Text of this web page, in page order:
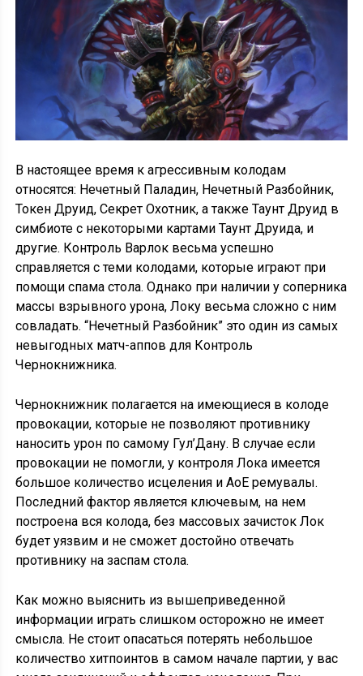
В настоящее время к агрессивным колодам
относятся: Нечетный Паладин, Нечетный Разбойник,
Токен Друид, Секрет Охотник, а также Таунт Друид в
симбиоте с некоторыми картами Таунт Друида, и
другие. Контроль Варлок весьма успешно
справляется с теми колодами, которые играют при
помощи спама стола. Однако при наличии у соперника
массы взрывного урона, Локу весьма сложно с ним
совладать. “Нечетный Разбойник” это один из самых
невыгодных матч-аппов для Контроль
Чернокнижника.
Чернокнижник полагается на имеющиеся в колоде
провокации, которые не позволяют противнику
наносить урон по самому Гул’Дану. В случае если
провокации не помогли, у контроля Лока имеется
большое количество исцеления и АоЕ ремувалы.
Последний фактор является ключевым, на нем
построена вся колода, без массовых зачисток Лок
будет уязвим и не сможет достойно отвечать
противнику на заспам стола.
Как можно выяснить из вышеприведенной
информации играть слишком осторожно не имеет
смысла. Не стоит опасаться потерять небольшое
количество хитпоинтов в самом начале партии, у вас